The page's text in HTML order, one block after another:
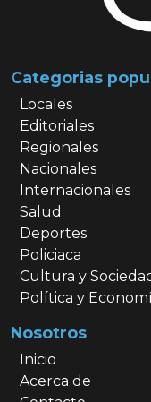
Categorias
Locales
Editoriales
Regionales
Nacionales
Internacionales
Salud
Deportes
Policiaca
Cultura y
Política y
Nosotros
Inicio
Acerca de